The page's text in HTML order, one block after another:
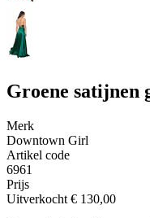
Groene satijnen
Merk
Downtown Girl
Artikel code
6961
Prijs
Uitverkocht € 130,00